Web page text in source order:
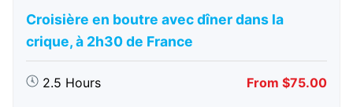
Croisière en boutre avec dîner dans la
crique, à 2h30 de France
2.5 Hours From $75.00